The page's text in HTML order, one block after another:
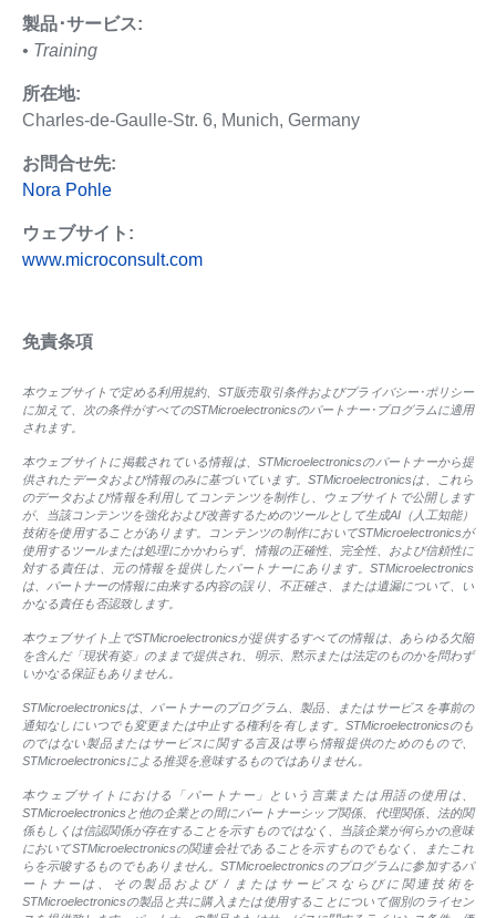
製品･サービス:
• Training
所在地:
Charles-de-Gaulle-Str. 6, Munich, Germany
お問合せ先:
Nora Pohle
ウェブサイト:
www.microconsult.com
免責条項
本ウェブサイトで定める利用規約、ST販売取引条件およびプライバシー･ポリシー
に加えて、次の条件がすべてのSTMicroelectronicsのパートナー･プログラムに適用
されます。
本ウェブサイトに掲載されている情報は、STMicroelectronicsのパートナーから提
供されたデータおよび情報のみに基づいています。STMicroelectronicsは、これら
のデータおよび情報を利用してコンテンツを制作し、ウェブサイトで公開します
が、当該コンテンツを強化および改善するためのツールとして生成AI（人工知能）
技術を使用することがあります。コンテンツの制作においてSTMicroelectronicsが
使用するツールまたは処理にかかわらず、情報の正確性、完全性、および信頼性に
対する責任は、元の情報を提供したパートナーにあります。STMicroelectronics
は、パートナーの情報に由来する内容の誤り、不正確さ、または遺漏について、い
かなる責任も否認致します。
本ウェブサイト上でSTMicroelectronicsが提供するすべての情報は、あらゆる欠陥
を含んだ「現状有姿」のままで提供され、明示、黙示または法定のものかを問わず
いかなる保証もありません。
STMicroelectronicsは、パートナーのプログラム、製品、またはサービスを事前の
通知なしにいつでも変更または中止する権利を有します。STMicroelectronicsのも
のではない製品またはサービスに関する言及は専ら情報提供のためのもので、
STMicroelectronicsによる推奨を意味するものではありません。
本ウェブサイトにおける「パートナー」という言葉または用語の使用は、
STMicroelectronicsと他の企業との間にパートナーシップ関係、代理関係、法的関
係もしくは信認関係が存在することを示すものではなく、当該企業が何らかの意味
においてSTMicroelectronicsの関連会社であることを示すものでもなく、またこれ
らを示唆するものでもありません。STMicroelectronicsのプログラムに参加するパ
ートナーは、その製品および / またはサービスならびに関連技術を
STMicroelectronicsの製品と共に購入または使用することについて個別のライセン